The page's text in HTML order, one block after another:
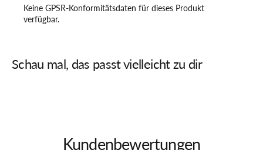
Keine GPSR-Konformitätsdaten für dieses Produkt
verfügbar.
Schau mal, das passt vielleicht zu dir
Kundenbewertungen